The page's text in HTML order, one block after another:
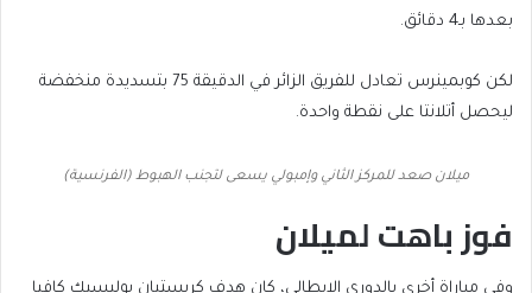
بعدها بـ4 دقائق.
لكن كوبمينرس تعادل للفريق الزائر في الدقيقة 75 بتسديدة منخفضة
ليحصل أتلانتا على نقطة واحدة.
ميلان صعد للمركز الثاني وإمبولي يسعى لتجنب الهبوط (الفرنسية)
فوز باهت لميلان
وفي مباراة أخرى بالدوري الإيطالي، كان هدف كريستيان بوليسيك كافيا